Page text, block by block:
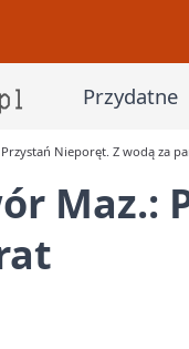
Przydatne
Nieporęt. Z wodą za
Maz.: